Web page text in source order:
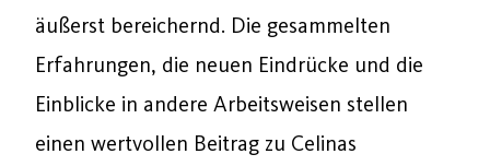
äußerst bereichernd. Die gesammelten
Erfahrungen, die neuen Eindrücke und die
Einblicke in andere Arbeitsweisen stellen
einen wertvollen Beitrag zu Celinas